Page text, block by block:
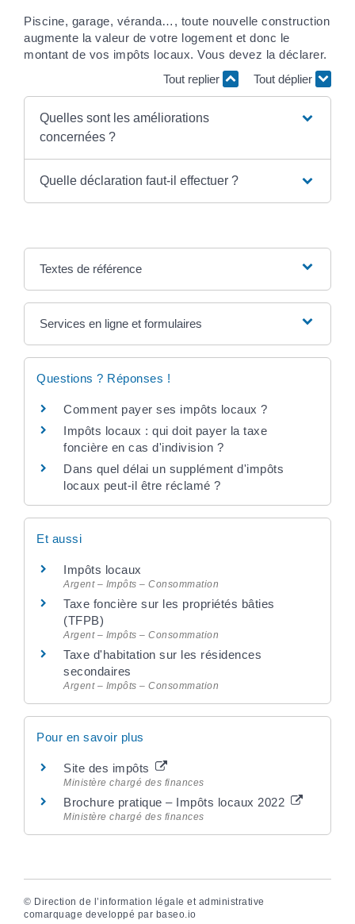
Piscine, garage, véranda…, toute nouvelle construction
augmente la valeur de votre logement et donc le
montant de vos impôts locaux. Vous devez la déclarer.
Tout replier
Tout déplier
Quelles sont les améliorations
concernées ?
Quelle déclaration faut-il effectuer ?
Textes de référence
Services en ligne et formulaires
Questions ? Réponses !
Comment payer ses impôts locaux ?
Impôts locaux : qui doit payer la taxe
foncière en cas d'indivision ?
Dans quel délai un supplément d'impôts
locaux peut-il être réclamé ?
Et aussi
Impôts locaux
Argent – Impôts – Consommation
Taxe foncière sur les propriétés bâties
(TFPB)
Argent – Impôts – Consommation
Taxe d'habitation sur les résidences
secondaires
Argent – Impôts – Consommation
Pour en savoir plus
Site des impôts
Ministère chargé des finances
Brochure pratique – Impôts locaux 2022
Ministère chargé des finances
© Direction de l’information légale et administrative
comarquage developpé par baseo.io